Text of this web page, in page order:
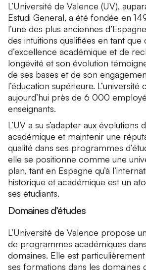
L’Université de Valence (UV),
Estudi General, a été fondée en
l’une des plus anciennes
des intuitions qualifiées en tant que
d’excellence académique et de
longévité et son évolution
de ses bases et de son
l’éducation supérieure. L’université
aujourd’hui près de 6 000
enseignants.
L’UV a su s’adapter aux évolutions
académique et maintenir une
qualité dans ses programmes
elle se positionne comme une
plan, tant en Espagne qu’à
historique et académique est un
ses étudiants.
Domaines d’études
L’Université de Valence propose
de programmes académiques
domaines. Elle est
ses formations dans les domaines